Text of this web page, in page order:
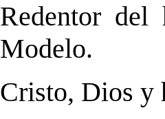
Redentor
Modelo.
Cristo, Dios y